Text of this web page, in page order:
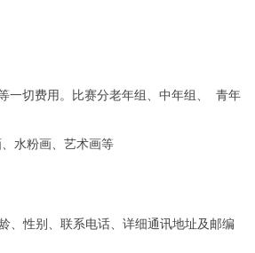
切费用。比赛分老年组、中年组、 青年
水粉画、艺术画等
、性别、联系电话、详细通讯地址及邮编